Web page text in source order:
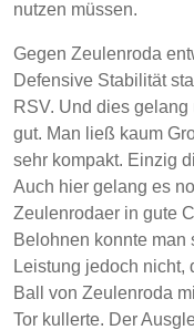
nutzen müssen.
Gegen Zeulenroda
Defensive Stabilität
RSV. Und dies
gut. Man ließ kaum
sehr kompakt. Einzig
Auch hier gelang es
Zeulenrodaer in gute
Belohnen konnte man
Leistung jedoch nicht,
Ball von Zeulenroda
Tor kullerte. Der